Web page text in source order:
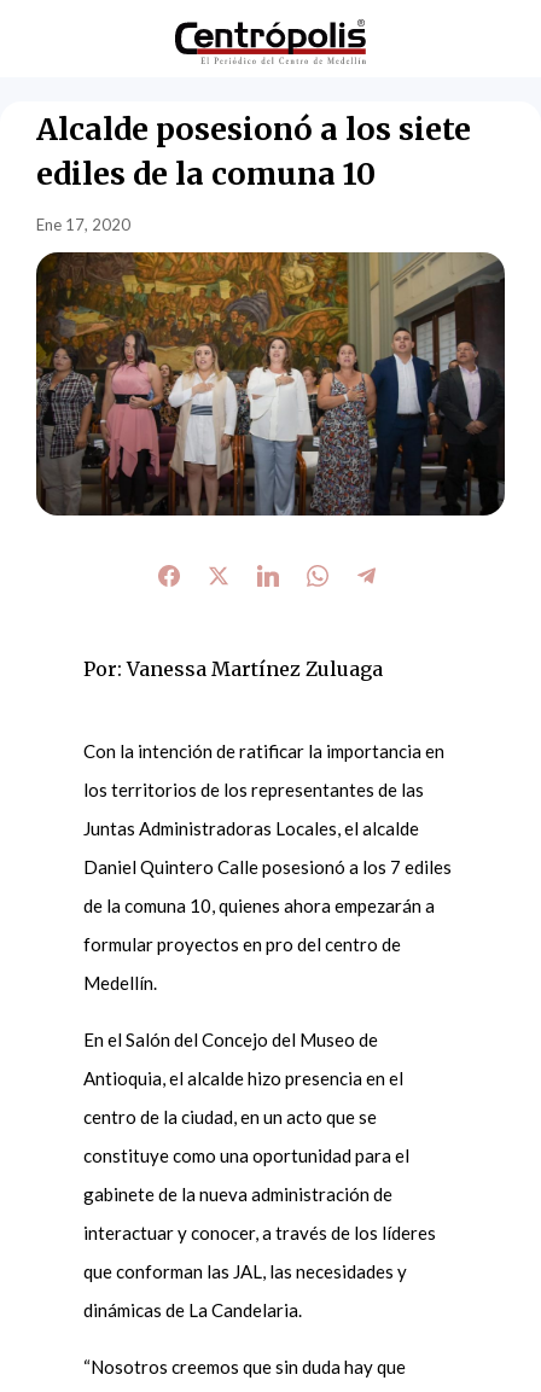
Alcalde posesionó a los siete
ediles de la comuna 10
Ene 17, 2020
Por: Vanessa Martínez Zuluaga
Con la intención de ratificar la importancia en
los territorios de los representantes de las
Juntas Administradoras Locales, el alcalde
Daniel Quintero Calle posesionó a los 7 ediles
de la comuna 10, quienes ahora empezarán a
formular proyectos en pro del centro de
Medellín.
En el Salón del Concejo del Museo de
Antioquia, el alcalde hizo presencia en el
centro de la ciudad, en un acto que se
constituye como una oportunidad para el
gabinete de la nueva administración de
interactuar y conocer, a través de los líderes
que conforman las JAL, las necesidades y
dinámicas de La Candelaria.
“Nosotros creemos que sin duda hay que